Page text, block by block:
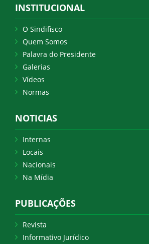
INSTITUCIONAL
O Sindifisco
Quem Somos
Palavra do Presidente
Galerias
Vídeos
Normas
NOTICIAS
Internas
Locais
Nacionais
Na Mídia
PUBLICAÇÕES
Revista
Informativo Jurídico